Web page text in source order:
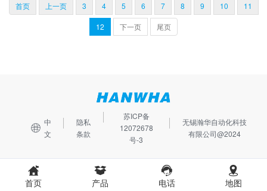
首页 上一页 3 4 5 6 7 8 9 10 11
12 下一页 尾页
中
文
隐私
条款
苏ICP备
12072678
号-3
无锡瀚华自动化科技
有限公司@2024
首页 产品 电话 地图